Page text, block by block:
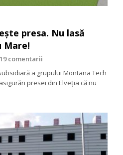
presa. Nu lasă
Mare!
19 comentarii
a grupului Montana Tech
presei din Elveţia că nu